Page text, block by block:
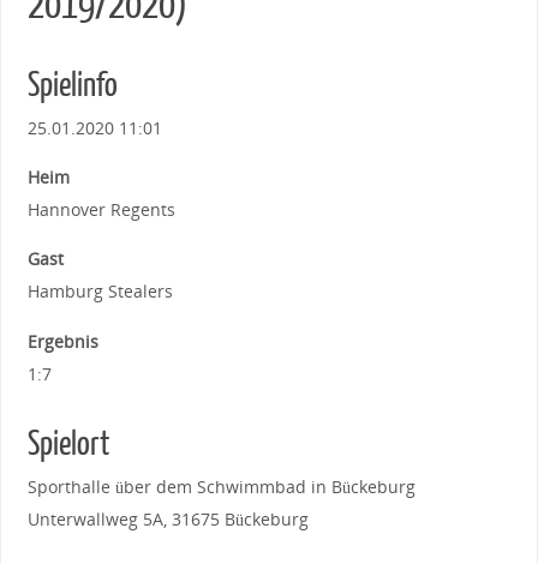
Spielinfo
25.01.2020 11:01
Heim
Hannover Regents
Gast
Hamburg Stealers
Ergebnis
1:7
Spielort
Sporthalle über dem Schwimmbad in Bückeburg
Unterwallweg 5A, 31675 Bückeburg